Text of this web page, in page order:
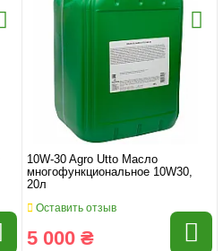
10W-30 Agro Utto Масло
многофункциональное 10W30,
20л
Оставить отзыв
5 000 ₴